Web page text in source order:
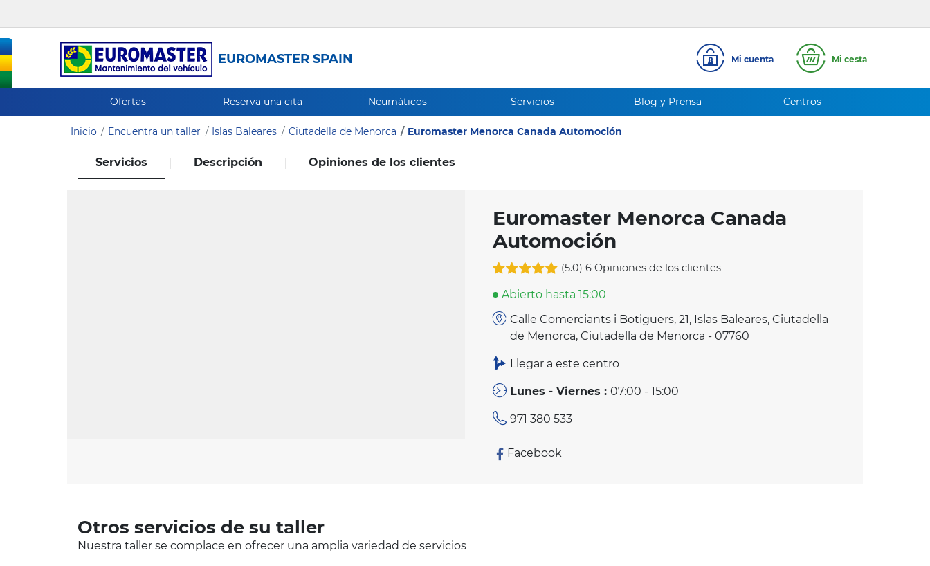
EUROMASTER SPAIN Mi cuenta Mi cesta
Ofertas Reserva una cita Neumáticos Servicios Blog y Prensa Centros
Inicio Encuentra un taller Islas Baleares Ciutadella de Menorca Euromaster Menorca Canada Automoción
Servicios Descripción Opiniones de los clientes
Euromaster Menorca Canada
Automoción
(5.0) 6 Opiniones de los clientes
Abierto hasta 15:00
Calle Comerciants i Botiguers, 21, Islas Baleares, Ciutadella
de Menorca, Ciutadella de Menorca - 07760
Llegar a este centro
Lunes - Viernes :07:00 - 15:00
971 380 533
Facebook
Otros servicios de su taller
Nuestra taller se complace en ofrecer una amplia variedad de servicios